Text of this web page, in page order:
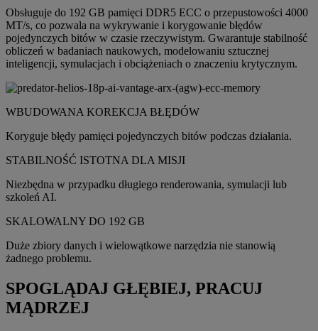
Obsługuje do 192 GB pamięci DDR5 ECC o przepustowości 4000
MT/s, co pozwala na wykrywanie i korygowanie błędów
pojedynczych bitów w czasie rzeczywistym. Gwarantuje stabilność
obliczeń w badaniach naukowych, modelowaniu sztucznej
inteligencji, symulacjach i obciążeniach o znaczeniu krytycznym.
WBUDOWANA KOREKCJA BŁĘDÓW
Koryguje błędy pamięci pojedynczych bitów podczas działania.
STABILNOŚĆ ISTOTNA DLA MISJI
Niezbędna w przypadku długiego renderowania, symulacji lub
szkoleń AI.
SKALOWALNY DO 192 GB
Duże zbiory danych i wielowątkowe narzędzia nie stanowią
żadnego problemu.
SPOGLĄDAJ GŁĘBIEJ, PRACUJ
MĄDRZEJ